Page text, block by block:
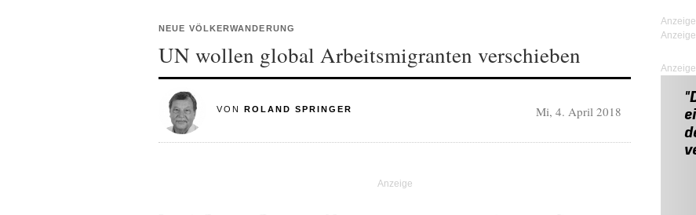
NEUE VÖLKERWANDERUNG
UN wollen global Arbeitsmigranten verschieben
VON ROLAND SPRINGER Mi, 4. April 2018
Anzeige